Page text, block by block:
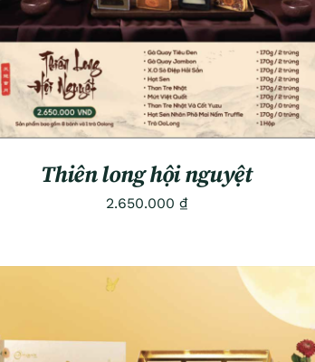
Thiên long hội nguyệt
2.650.000 ₫